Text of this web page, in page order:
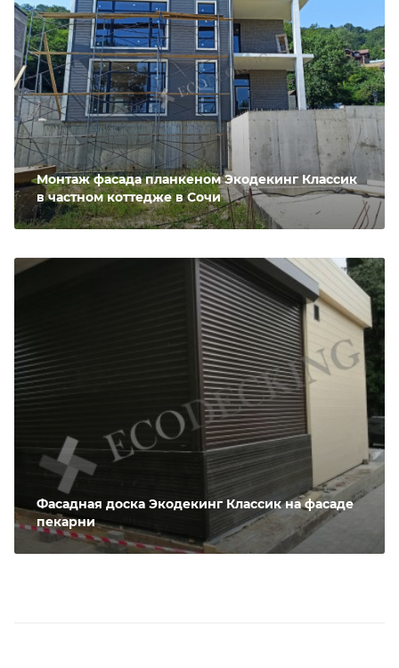
Монтаж фасада планкеном Экодекинг Классик
в частном коттедже в Сочи
Фасадная доска Экодекинг Классик на фасаде
пекарни